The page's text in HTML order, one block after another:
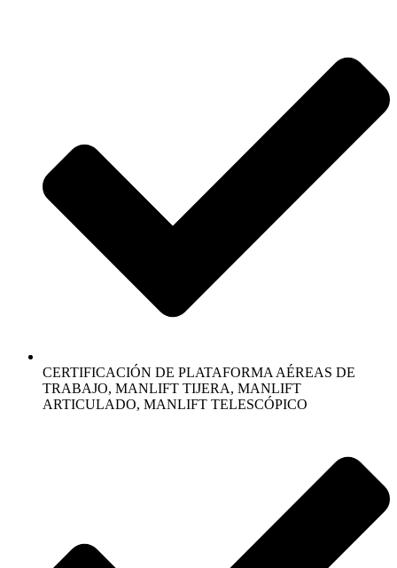
CERTIFICACIÓN DE PLATAFORMA AÉREAS DE
TRABAJO, MANLIFT TIJERA, MANLIFT
ARTICULADO, MANLIFT TELESCÓPICO